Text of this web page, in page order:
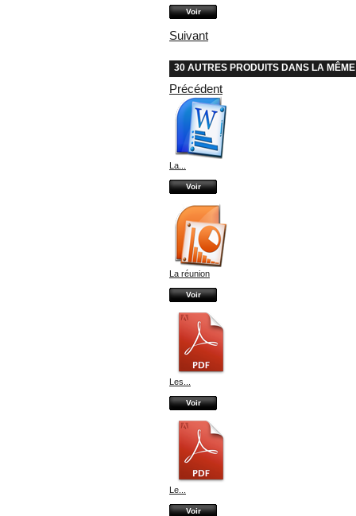
Voir
Suivant
30 AUTRES PRODUITS DANS LA
Précédent
La...
Voir
La réunion
Voir
Les...
Voir
Le...
Voir